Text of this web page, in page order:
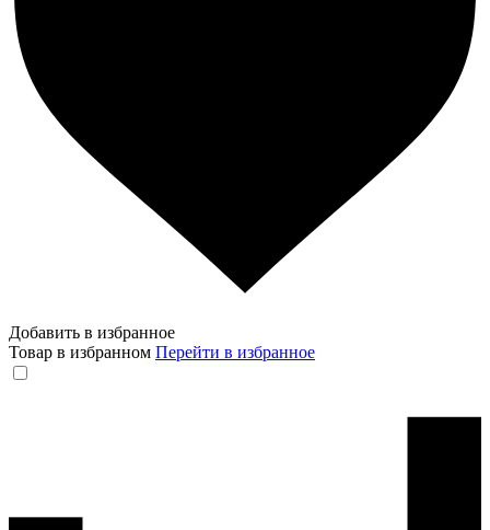
Добавить в избранное
Товар в избранном Перейти в избранное